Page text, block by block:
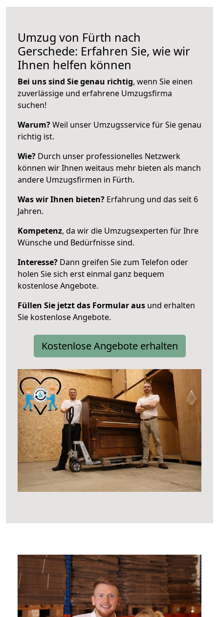
Umzug von Fürth nach
Gerschede: Erfahren Sie, wie wir
Ihnen helfen können
Bei uns sind Sie genau richtig, wenn Sie einen
zuverlässige und erfahrene Umzugsfirma
suchen!
Warum?Weil unser Umzugsservice für Sie genau
richtig ist.
Wie? Durch unser professionelles Netzwerk
können wir Ihnen weitaus mehr bieten als manch
andere Umzugsfirmen in Fürth.
Was wir Ihnen bieten? Erfahrung und das seit 6
Jahren.
Kompetenz, da wir die Umzugsexperten für Ihre
Wünsche und Bedürfnisse sind.
Interesse? Dann greifen Sie zum Telefon oder
holen Sie sich erst einmal ganz bequem
kostenlose Angebote.
Füllen Sie jetzt das Formular aus und erhalten
Sie kostenlose Angebote.
Kostenlose Angebote erhalten